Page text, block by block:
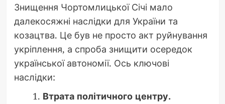
Знищення Чортомлицької Січі мало
далекосяжні наслідки для України та
козацтва. Це був не просто акт руйнування
укріплення, а спроба знищити осередок
української автономії. Ось ключові
наслідки:
Втрата політичного центру.